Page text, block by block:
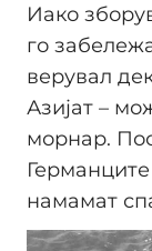
Иако
го
верувал
Азијат –
морнар.
намамат